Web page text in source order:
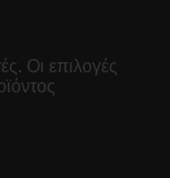
Οι επιλογές